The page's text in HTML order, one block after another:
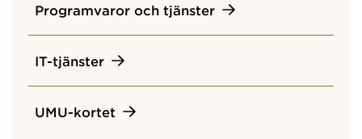
Programvaror och tjänster
IT-tjänster
UMU-kortet